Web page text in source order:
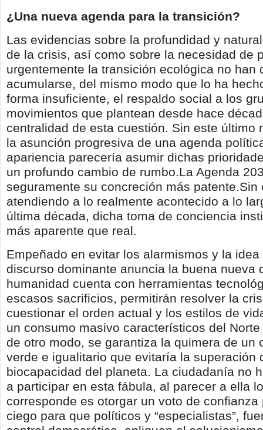
¿Una nueva agenda para la transición?
Las evidencias sobre la profundidad y
de la crisis, así como sobre la necesidad de
urgentemente la transición ecológica no han
acumularse, del mismo modo que lo ha
forma insuficiente, el respaldo social a los
movimientos que plantean desde hace
centralidad de esta cuestión. Sin este último
la asunción progresiva de una agenda
apariencia parecería asumir dichas
un profundo cambio de rumbo.La Agenda
seguramente su concreción más patente.Sin
atendiendo a lo realmente acontecido a lo
última década, dicha toma de conciencia
más aparente que real.
Empeñado en evitar los alarmismos y la
discurso dominante anuncia la buena nueva
humanidad cuenta con herramientas
escasos sacrificios, permitirán resolver la
cuestionar el orden actual y los estilos de
un consumo masivo característicos del
de otro modo, se garantiza la quimera de un
verde e igualitario que evitaría la superación
biocapacidad del planeta. La ciudadanía no
a participar en esta fábula, al parecer a ella
corresponde es otorgar un voto de confianza
ciego para que políticos y “especialistas”,